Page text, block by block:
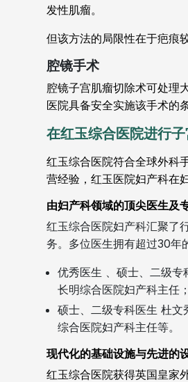
发性肌瘤。
但该方法的局限性在于疤痕
腔镜手术
腔镜子宫肌瘤切除术可处理
医院具备安全实施该手术的
在红玉综合医院进行
红玉综合医院符合全球外科
营经验，红玉医院妇产科在
由妇产科领域的顶尖医生及
红玉综合医院妇产科汇聚了
务。多位医生拥有超过30年
优秀医生 、硕士、二级
长明综合医院妇产科主任；
硕士、二级专科医生 杜
综合医院妇产科主任等。
现代化的基础设施与先进的
红玉综合医院获得英国皇家